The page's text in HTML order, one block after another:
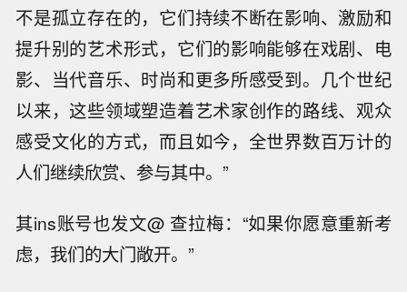
不是孤立存在的，它们持续不断在影响、激励和
提升别的艺术形式，它们的影响能够在戏剧、电
影、当代音乐、时尚和更多所感受到。几个世纪
以来，这些领域塑造着艺术家创作的路线、观众
感受文化的方式，而且如今，全世界数百万计的
人们继续欣赏、参与其中。”
其ins账号也发文@ 查拉梅：“如果你愿意重新考
虑，我们的大门敞开。”